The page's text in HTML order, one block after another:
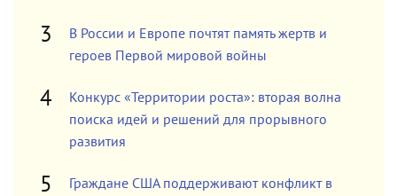
В России и Европе почтят память жертв и
героев Первой мировой войны
Конкурс «Территории роста»: вторая волна
поиска идей и решений для прорывного
развития
Граждане США поддерживают конфликт в